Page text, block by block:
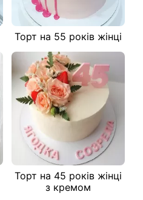
Торт на 55 років жінці
Торт на 45 років жінці
з кремом